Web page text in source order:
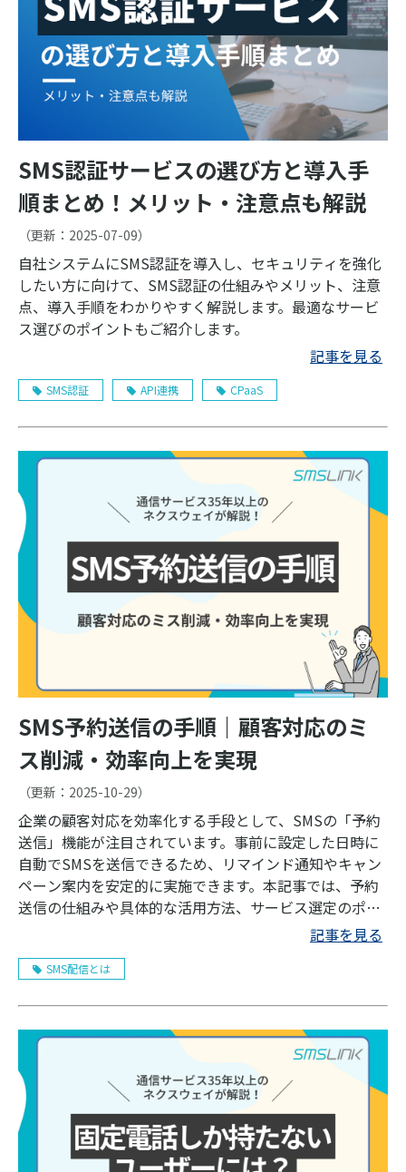
SMS認証サービスの選び方と導入手
順まとめ！メリット・注意点も解説
（更新： 2025-07-09）
自社システムにSMS認証を導入し、セキュリティを強化
したい方に向けて、SMS認証の仕組みやメリット、注意
点、導入手順をわかりやすく解説します。最適なサービ
ス選びのポイントもご紹介します。
記事を見る
SMS認証 API連携 CPaaS
SMS予約送信の手順｜顧客対応のミ
ス削減・効率向上を実現
（更新： 2025-10-29）
企業の顧客対応を効率化する手段として、SMSの「予約
送信」機能が注目されています。事前に設定した日時に
自動でSMSを送信できるため、リマインド通知やキャン
ペーン案内を安定的に実施できます。本記事では、予約
送信の仕組みや具体的な活用方法、サービス選定のポイ
記事を見る
SMS配信とは